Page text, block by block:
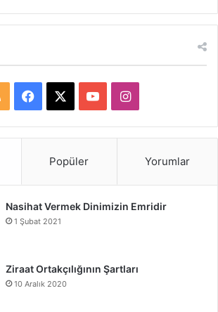
S
a
b
o
o
u
e
I
n
a
r
Popüler Yorumlar
Nasihat Vermek Dinimizin Emridir
1 Şubat 2021
Ziraat Ortakçılığının Şartları
10 Aralık 2020